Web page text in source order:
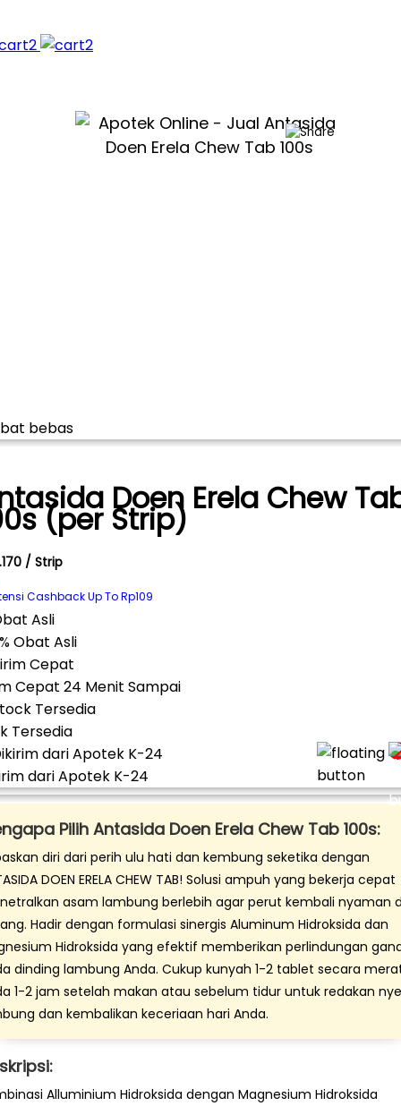
Doen Erela Chew
(per Strip)
/ Strip
Cashback Up To Rp109
Obat Asli
Cepat 24 Menit Sampai
Tersedia
dari Apotek K-24
Pilih Antasida Doen Erela Chew Tab 100s:
diri dari perih ulu hati dan kembung seketika dengan
DOEN ERELA CHEW TAB! Solusi ampuh yang bekerja cepat
asam lambung berlebih agar perut kembali nyaman
Hadir dengan formulasi sinergis Aluminum Hidroksida dan
Hidroksida yang efektif memberikan perlindungan
dinding lambung Anda. Cukup kunyah 1-2 tablet secara
1-2 jam setelah makan atau sebelum tidur untuk redakan
dan kembalikan keceriaan hari Anda.
Alluminium Hidroksida dengan Magnesium Hidroksida